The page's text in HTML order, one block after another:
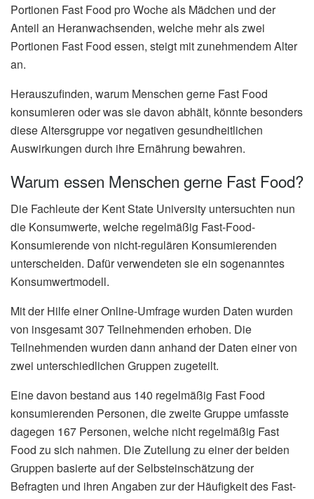
Portionen Fast Food pro Woche als Mädchen und der
Anteil an Heranwachsenden, welche mehr als zwei
Portionen Fast Food essen, steigt mit zunehmendem Alter
an.
Herauszufinden, warum Menschen gerne Fast Food
konsumieren oder was sie davon abhält, könnte besonders
diese Altersgruppe vor negativen gesundheitlichen
Auswirkungen durch ihre Ernährung bewahren.
Warum essen Menschen gerne Fast Food?
Die Fachleute der Kent State University untersuchten nun
die Konsumwerte, welche regelmäßig Fast-Food-
Konsumierende von nicht-regulären Konsumierenden
unterscheiden. Dafür verwendeten sie ein sogenanntes
Konsumwertmodell.
Mit der Hilfe einer Online-Umfrage wurden Daten wurden
von insgesamt 307 Teilnehmenden erhoben. Die
Teilnehmenden wurden dann anhand der Daten einer von
zwei unterschiedlichen Gruppen zugeteilt.
Eine davon bestand aus 140 regelmäßig Fast Food
konsumierenden Personen, die zweite Gruppe umfasste
dagegen 167 Personen, welche nicht regelmäßig Fast
Food zu sich nahmen. Die Zuteilung zu einer der beiden
Gruppen basierte auf der Selbsteinschätzung der
Befragten und ihren Angaben zur der Häufigkeit des Fast-